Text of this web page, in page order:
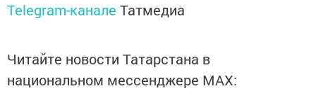
Telegram-канале Татмедиа
Читайте новости Татарстана в
национальном мессенджере MАХ: